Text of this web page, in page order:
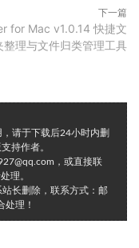
下一篇
for Mac v1.0.14 快捷文
整理与文件归类管理工具
请于下载后24小时内删
持作者。
，或直接联
理。
长删除，联系方式：邮
处理！